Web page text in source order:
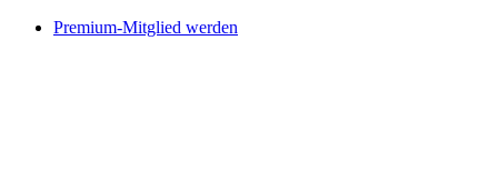
Premium-Mitglied werden